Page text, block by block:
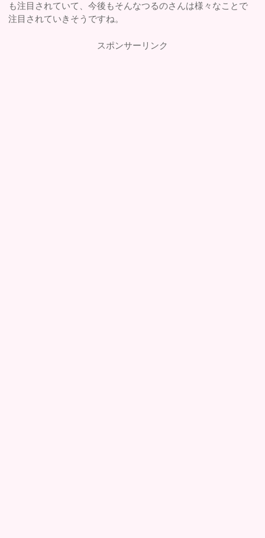
も注目されていて、今後もそんなつるのさんは様々なことで
注目されていきそうですね。
スポンサーリンク